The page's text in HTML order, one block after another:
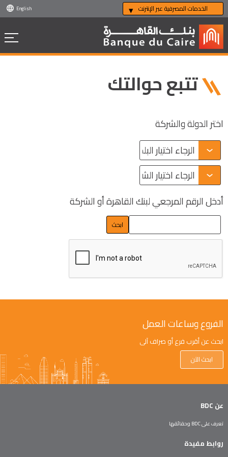
English الخدمات المصرفية عبر الإنترنت
تتبع حوالتك
اختر الدولة والشركة
أدخل الرقم المرجعي لبنك القاهرة أو الشركة
ابحث
الفروع وساعات العمل
ابحث عن أقرب فرع أو صراف آلي
ابحث الآن
عن BDC
تعرف على BDC وحقائقها
روابط مفيدة